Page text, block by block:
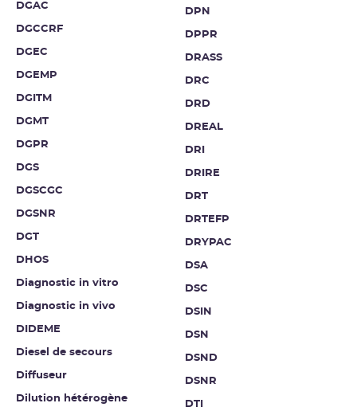
DGAC
DGCCRF
DGEC
DGEMP
DGITM
DGMT
DGPR
DGS
DGSCGC
DGSNR
DGT
DHOS
Diagnostic in vitro
Diagnostic in vivo
DIDEME
Diesel de secours
Diffuseur
Dilution hétérogène
DPN
DPPR
DRASS
DRC
DRD
DREAL
DRI
DRIRE
DRT
DRTEFP
DRYPAC
DSA
DSC
DSIN
DSN
DSND
DSNR
DTI